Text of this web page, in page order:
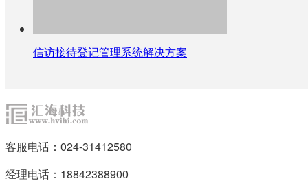
信访接待登记管理系统解决方案
客服电话：024-31412580
经理电话：18842388900